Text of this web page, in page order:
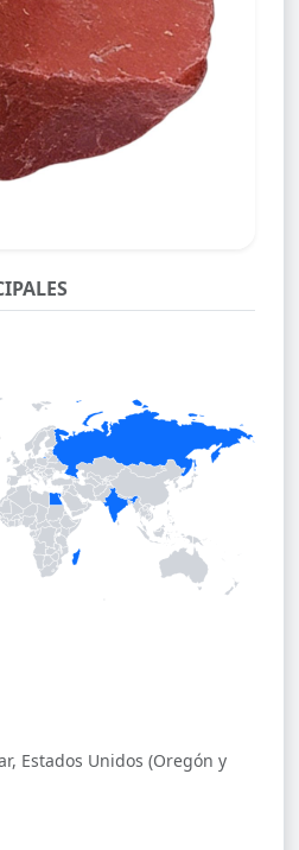
Estados Unidos (Oregón y